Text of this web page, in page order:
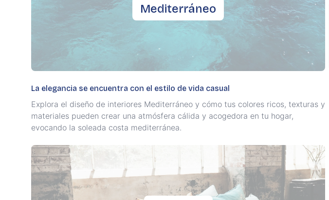
Mediterráneo
La elegancia se encuentra con el estilo de vida casual
Explora el diseño de interiores Mediterráneo y cómo tus colores ricos, texturas y
materiales pueden crear una atmósfera cálida y acogedora en tu hogar,
evocando la soleada costa mediterránea.